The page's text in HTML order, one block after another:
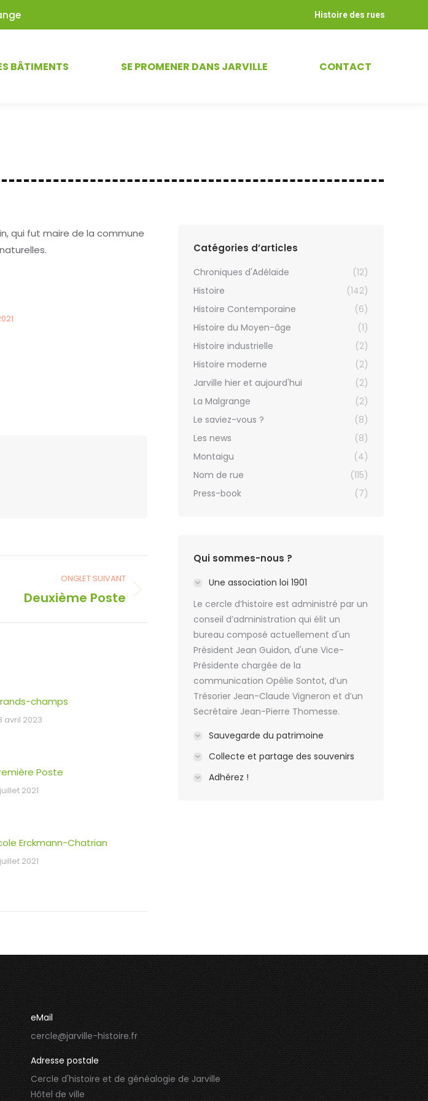
Histoire des rues
BÂTIMENTS SE PROMENER DANS JARVILLE CONTACT
qui fut maire de la commune
ONGLET SUIVANT
Deuxième Poste
champs
avril 2023
Poste
2021
Erckmann-Chatrian
2021
Catégories d’articles
Chroniques d'Adélaïde
(12)
Histoire
(142)
Histoire Contemporaine
(6)
Histoire du Moyen-âge
(1)
Histoire industrielle
(2)
Histoire moderne
(2)
Jarville hier et aujourd'hui
(2)
La Malgrange
(2)
Le saviez-vous ?
(8)
Les news
(8)
Montaigu
(4)
Nom de rue
(115)
Press-book
(7)
Qui sommes-nous ?
Une association loi 1901
Le cercle d’histoire est administré par un
conseil d’administration qui élit un
bureau composé actuellement d'un
Président Jean Guidon, d'une Vice-
Présidente chargée de la
communication Opélie Sontot, d’un
Trésorier Jean-Claude Vigneron et d’un
Secrétaire Jean-Pierre Thomesse.
Sauvegarde du patrimoine
Collecte et partage des souvenirs
Adhérez !
eMail
cercle@jarville-histoire.fr
Adresse postale
Cercle d'histoire et de généalogie de Jarville
Hôtel de ville